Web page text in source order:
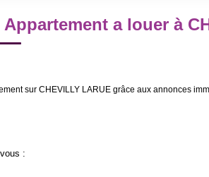
a louer à
sur CHEVILLY LARUE grâce aux annonces
: